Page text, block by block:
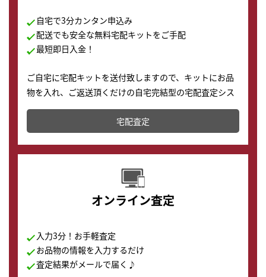
自宅で3分カンタン申込み
配送でも安全な無料宅配キットをご手配
最短即日入金！
ご自宅に宅配キットを送付致しますので、キットにお品
物を入れ、ご返送頂くだけの自宅完結型の宅配査定シス
テムです。
配送でも簡単&安全に査定・買取に出すことが可能で
す。
宅配査定
オンライン査定
入力3分！お手軽査定
お品物の情報を入力するだけ
査定結果がメールで届く♪